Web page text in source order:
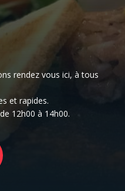
rendez vous ici, à tous
et rapides.
12h00 à 14h00.